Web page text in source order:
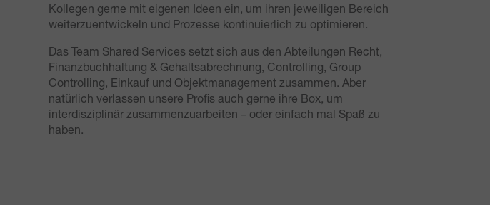
Kollegen gerne mit eigenen Ideen ein, um ihren jeweiligen Bereich
weiterzuentwickeln und Prozesse kontinuierlich zu optimieren.
Das Team Shared Services setzt sich aus den Abteilungen Recht,
Finanzbuchhaltung & Gehaltsabrechnung, Controlling, Group
Controlling, Einkauf und Objektmanagement zusammen. Aber
natürlich verlassen unsere Profis auch gerne ihre Box, um
interdisziplinär zusammenzuarbeiten – oder einfach mal Spaß zu
haben.